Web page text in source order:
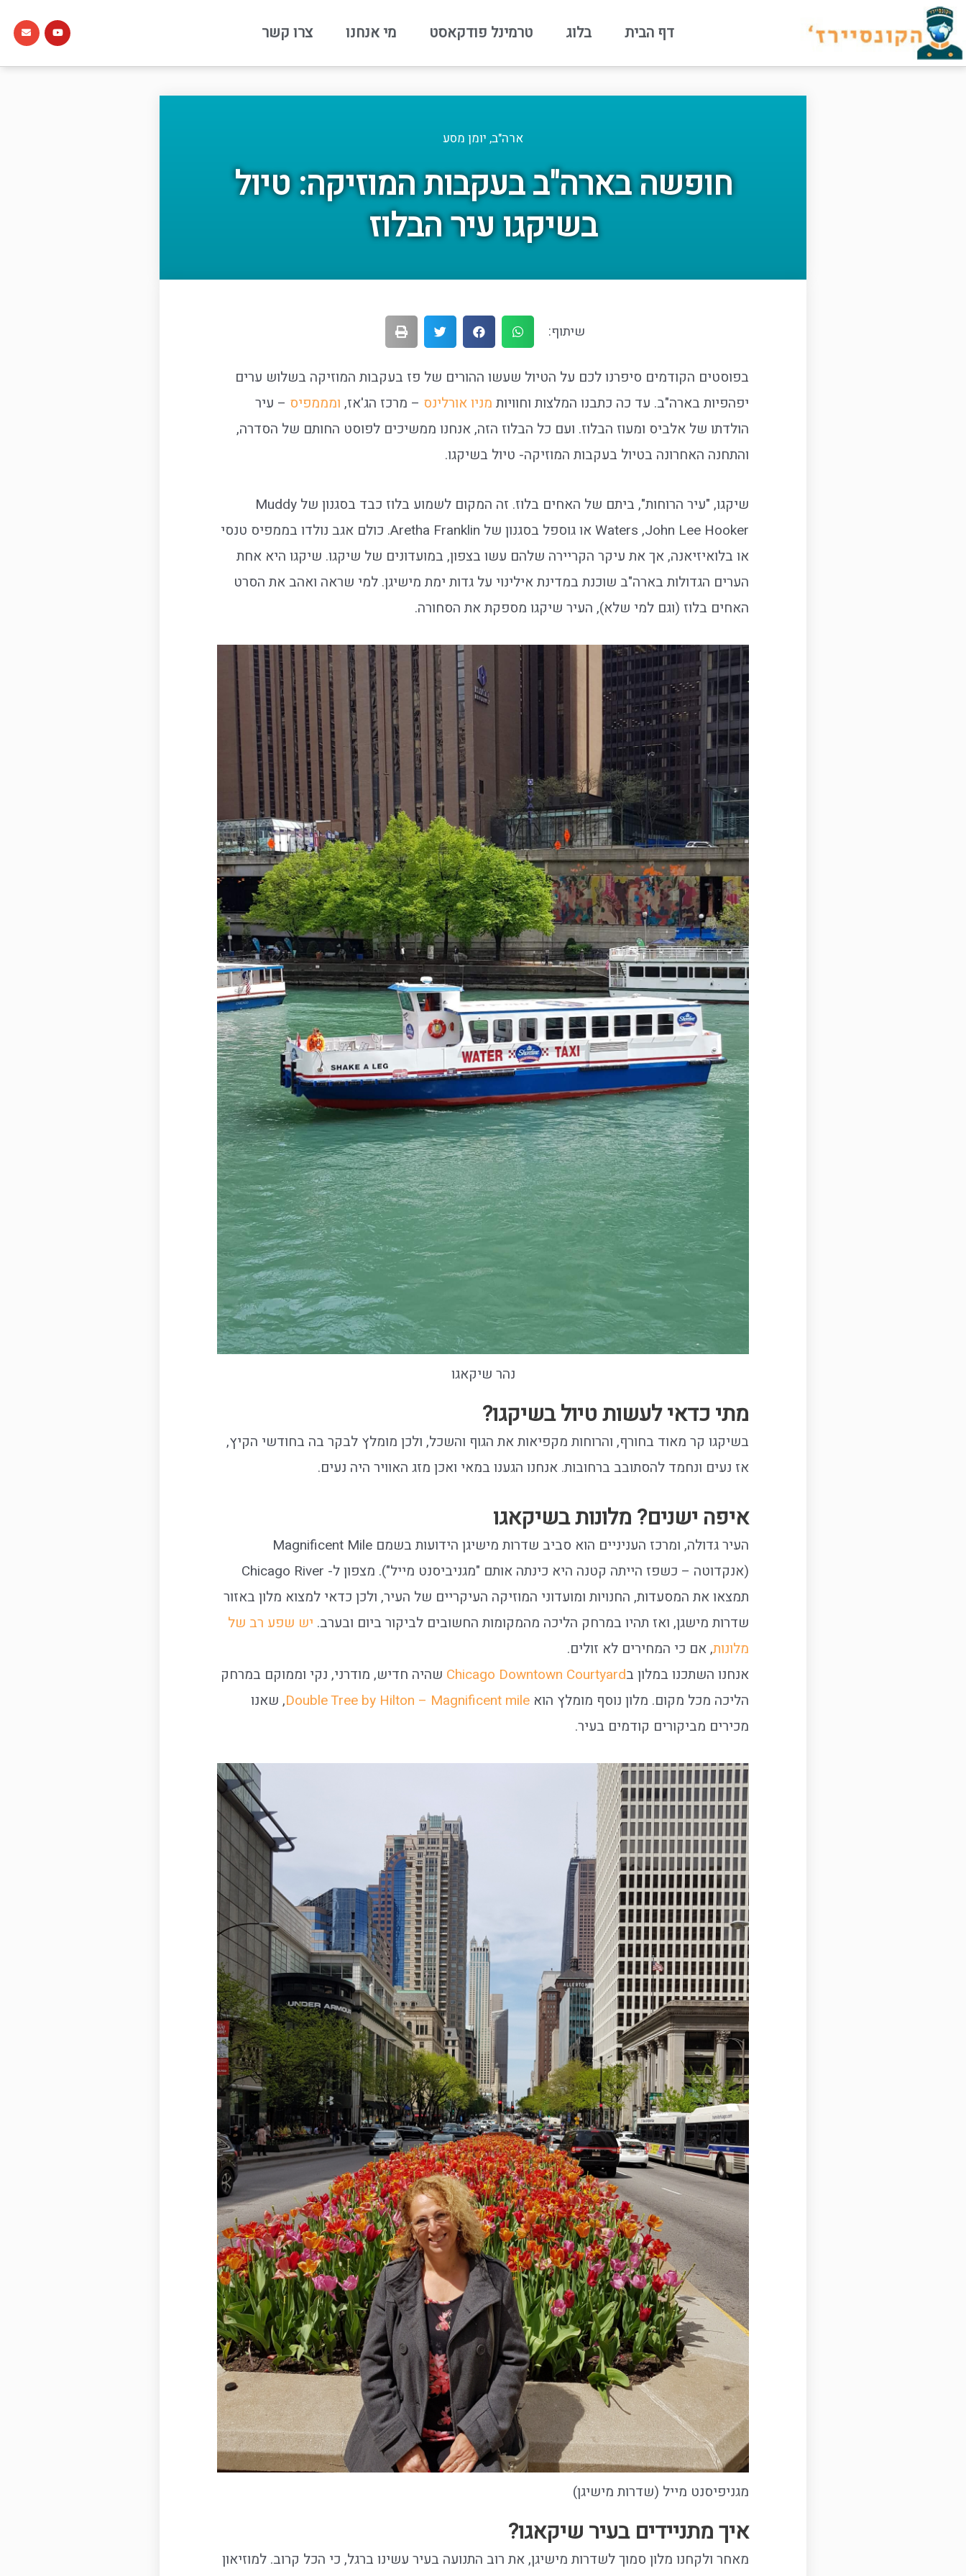
דף הבית בלוג טרמינל פודקאסט מי אנחנו צרו קשר
ארה"ב, יומן מסע
חופשה בארה"ב בעקבות המוזיקה: טיול
בשיקגו עיר הבלוז
שיתוף:
בפוסטים הקודמים סיפרנו לכם על הטיול שעשו ההורים של פז בעקבות המוזיקה בשלוש ערים
יפהפיות בארה"ב. עד כה כתבנו המלצות וחוויות מניו אורלינס – מרכז הג'אז, ומממפיס – עיר
הולדתו של אלביס ומעוז הבלוז. ועם כל הבלוז הזה, אנחנו ממשיכים לפוסט החותם של הסדרה,
והתחנה האחרונה בטיול בעקבות המוזיקה- טיול בשיקגו.
שיקגו, "עיר הרוחות", ביתם של האחים בלוז. זה המקום לשמוע בלוז כבד בסגנון של Muddy
Waters ,John Lee Hooker או גוספל בסגנון של Aretha Franklin. כולם אגב נולדו בממפיס טנסי
או בלואיזיאנה, אך את עיקר הקריירה שלהם עשו בצפון, במועדונים של שיקגו. שיקגו היא אחת
הערים הגדולות בארה"ב שוכנת במדינת אילינוי על גדות ימת מישיגן. למי שראה ואהב את הסרט
האחים בלוז (וגם למי שלא), העיר שיקגו מספקת את הסחורה.
נהר שיקאגו
מתי כדאי לעשות טיול בשיקגו?
בשיקגו קר מאוד בחורף, והרוחות מקפיאות את הגוף והשכל, ולכן מומלץ לבקר בה בחודשי הקיץ,
אז נעים ונחמד להסתובב ברחובות. אנחנו הגענו במאי ואכן מזג האוויר היה נעים.
איפה ישנים? מלונות בשיקאגו
העיר גדולה, ומרכז העניניים הוא סביב שדרות מישיגן הידועות בשמם Magnificent Mile
(אנקדוטה – כשפז הייתה קטנה היא כינתה אותם "מגניביסנט מייל"). מצפון ל- Chicago River
תמצאו את המסעדות, החנויות ומועדוני המוזיקה העיקריים של העיר, ולכן כדאי למצוא מלון באזור
שדרות מישגן, ואז תהיו במרחק הליכה מהמקומות החשובים לביקור ביום ובערב. יש שפע רב של
מלונות, אם כי המחירים לא זולים.
אנחנו השתכנו במלון בChicago Downtown Courtyard שהיה חדיש, מודרני, נקי וממוקם במרחק
הליכה מכל מקום. מלון נוסף מומלץ הוא Double Tree by Hilton – Magnificent mile, שאנו
מכירים מביקורים קודמים בעיר.
מגניפיסנט מייל (שדרות מישיגן)
איך מתניידים בעיר שיקאגו?
מאחר ולקחנו מלון סמוך לשדרות מישיגן, את רוב התנועה בעיר עשינו ברגל, כי הכל קרוב. למוזיאון